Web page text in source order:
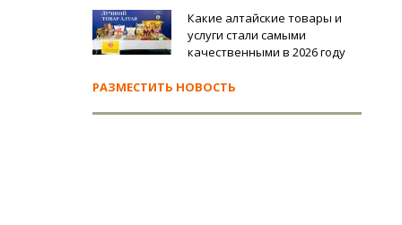
Какие алтайские товары и
услуги стали самыми
качественными в 2026 году
РАЗМЕСТИТЬ НОВОСТЬ